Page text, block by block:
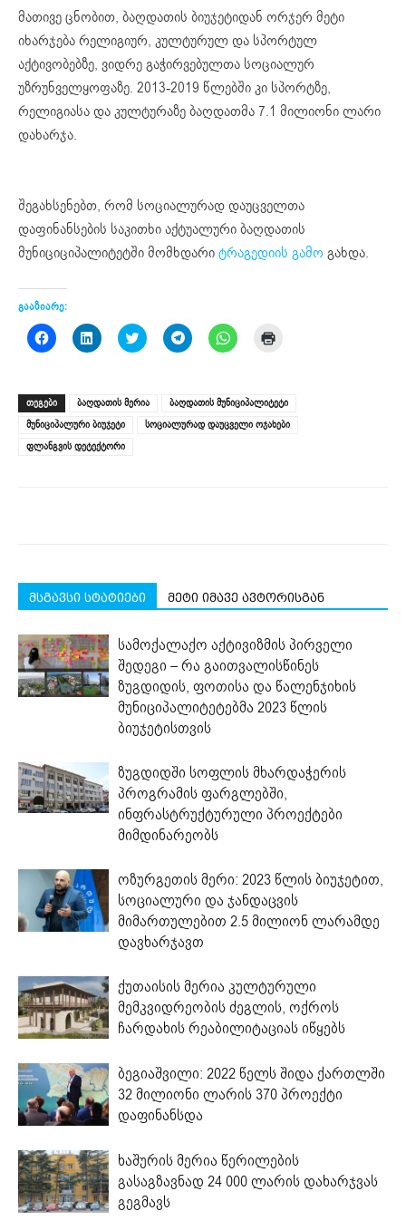
მათივე ცნობით, ბაღდათის ბიუჯეტიდან ორჯერ მეტი
იხარჯება რელიგიურ, კულტურულ და სპორტულ
აქტივობებზე, ვიდრე გაჭირვებულთა სოციალურ
უზრუნველყოფაზე. 2013-2019 წლებში კი სპორტზე,
რელიგიასა და კულტურაზე ბაღდათმა 7.1 მილიონი ლარი
დახარჯა.
შეგახსენებთ, რომ სოციალურად დაუცველთა
დაფინანსების საკითხი აქტუალური ბაღდათის
მუნიციციპალიტეტში მომხდარიტრაგედიის გამო გახდა.
გააზიარე:
Click
to
(Opens
in
new
window)
Click
to
(Opens
in
new
window)
Click
to
(Opens
in
new
window)
Click
to
(Opens
in
new
window)
Click
to
(Opens
in
new
window)
window)
ᲗᲔᲒᲔᲑᲘ ბაღდათის მერია
ბაღდათის მუნიციპალიტეტი
მუნიციპალური ბიუჯეტი
სოციალურად დაუცველი ოჯახები
ფლანგვის დეტექტორი
მსგავსი სტატიები მეტი იმავე ავტორისგან
სამოქალაქო აქტივიზმის პირველი
შედეგი – რა გაითვალისწინეს
ზუგდიდის, ფოთისა და წალენჯიხის
მუნიციპალიტეტებმა 2023 წლის
ბიუჯეტისთვის
ზუგდიდში სოფლის მხარდაჭერის
პროგრამის ფარგლებში,
ინფრასტრუქტურული პროექტები
მიმდინარეობს
ოზურგეთის მერი: 2023 წლის ბიუჯეტით,
სოციალური და ჯანდაცვის
მიმართულებით 2.5 მილიონ ლარამდე
დავხარჯავთ
ქუთაისის მერია კულტურული
მემკვიდრეობის ძეგლის, ოქროს
ჩარდახის რეაბილიტაციას იწყებს
ბეგიაშვილი: 2022 წელს შიდა ქართლში
32 მილიონი ლარის 370 პროექტი
დაფინანსდა
ხაშურის მერია წერილების
გასაგზავნად 24 000 ლარის დახარჯვას
გეგმავს